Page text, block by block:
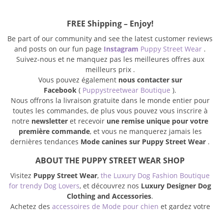
FREE Shipping – Enjoy!
Be part of our community and see the latest customer reviews
and posts on our fun page Instagram Puppy Street Wear .
Suivez-nous et ne manquez pas les meilleures offres aux
meilleurs prix .
Vous pouvez également nous contacter sur
Facebook ( Puppystreetwear Boutique ).
Nous offrons la livraison gratuite dans le monde entier pour
toutes les commandes, de plus vous pouvez vous inscrire à
notre newsletter et recevoir une remise unique pour votre
première commande, et vous ne manquerez jamais les
dernières tendances Mode canines sur Puppy Street Wear .
ABOUT THE PUPPY STREET WEAR SHOP
Visitez Puppy Street Wear, the Luxury Dog Fashion Boutique
for trendy Dog Lovers, et découvrez nos Luxury Designer Dog
Clothing and Accessories.
Achetez des accessoires de Mode pour chien et gardez votre